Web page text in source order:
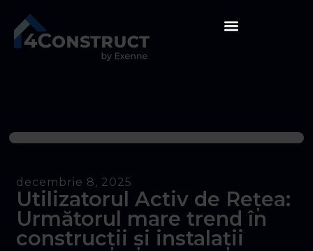
decembrie 8, 2025
Utilizatorul Activ de Rețea:
Următorul mare trend în
construcții și instalații